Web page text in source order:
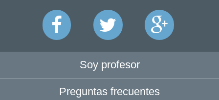
Soy profesor
Preguntas frecuentes